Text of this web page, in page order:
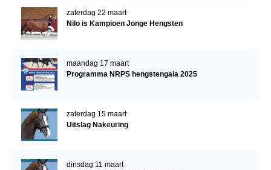
zaterdag 22 maart
Nilo is Kampioen Jonge Hengsten
maandag 17 maart
Programma NRPS hengstengala 2025
zaterdag 15 maart
Uitslag Nakeuring
dinsdag 11 maart